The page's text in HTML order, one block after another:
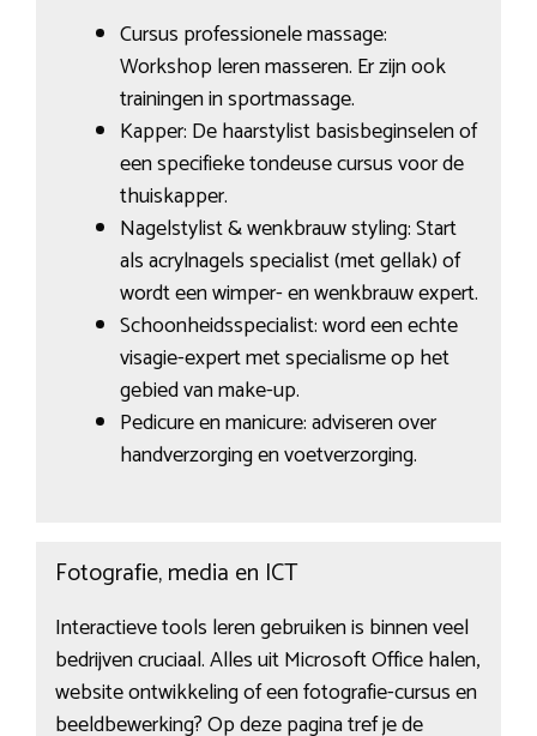
Cursus professionele massage:
Workshop leren masseren. Er zijn ook
trainingen in sportmassage.
Kapper: De haarstylist basisbeginselen of
een specifieke tondeuse cursus voor de
thuiskapper.
Nagelstylist & wenkbrauw styling: Start
als acrylnagels specialist (met gellak) of
wordt een wimper- en wenkbrauw expert.
Schoonheidsspecialist: word een echte
visagie-expert met specialisme op het
gebied van make-up.
Pedicure en manicure: adviseren over
handverzorging en voetverzorging.
Fotografie, media en ICT
Interactieve tools leren gebruiken is binnen veel
bedrijven cruciaal. Alles uit Microsoft Office halen,
website ontwikkeling of een fotografie-cursus en
beeldbewerking? Op deze pagina tref je de